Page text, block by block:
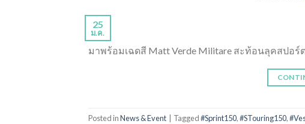
25
ม.ค.
มาพร้อมเฉดสี Matt Verde Militare สะท้อนลุคสปอร์
Posted inNews & Event Tagged#Sprint150,#STouring150,